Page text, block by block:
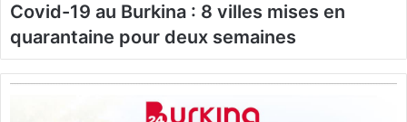
Covid-19 au Burkina : 8 villes mises en
quarantaine pour deux semaines